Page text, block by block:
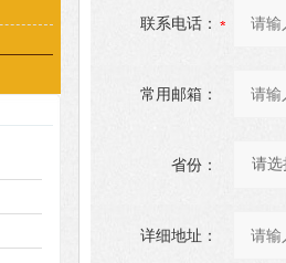
联系电话：
常用邮箱：
省份：
详细地址：